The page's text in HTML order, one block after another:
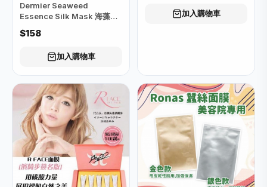
Dermier Seaweed
Essence Silk Mask 海藻精
華蠶絲面膜（綠色）
$158
加入購物車
加入購物車